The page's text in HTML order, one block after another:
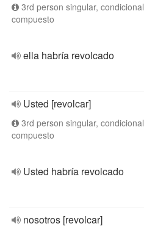
3rd person singular, condicional
compuesto
ella habría revolcado
Usted [revolcar]
3rd person singular, condicional
compuesto
Usted habría revolcado
nosotros [revolcar]